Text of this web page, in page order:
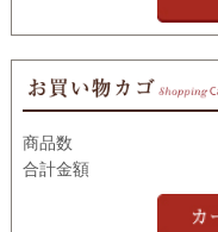
商品数
合計金額